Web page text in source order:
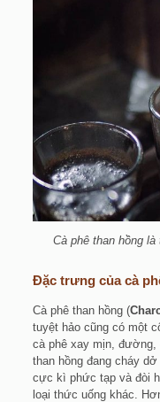
Cà phê than hồng
Đặc trưng của cà
Cà phê than hồng (
tuyệt hảo cũng có một
cà phê xay mịn,
than hồng đang cháy
cực kì phức tạp và đòi
loại thức uống khác.